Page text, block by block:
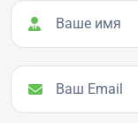
Ваше имя
Ваш Email